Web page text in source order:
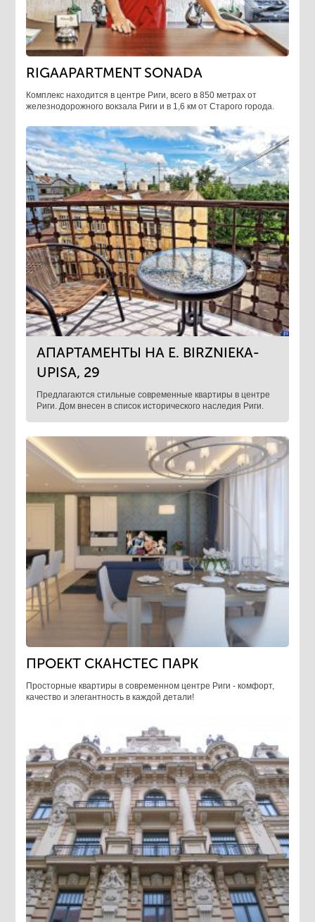
RIGAAPARTMENT SONADA
Комплекс находится в центре Риги, всего в 850 метрах от
железнодорожного вокзала Риги и в 1,6 км от Старого города.
АПАРТАМЕНТЫ НА E. BIRZNIEKA-
UPISA, 29
Предлагаются стильные современные квартиры в центре
Риги. ​Дом внесен в список исторического наследия Риги.​
ПРОЕКТ СКАНСТЕС ПАРК
Просторные квартиры в современном центре Риги - комфорт,
качество и элегантность в каждой детали!